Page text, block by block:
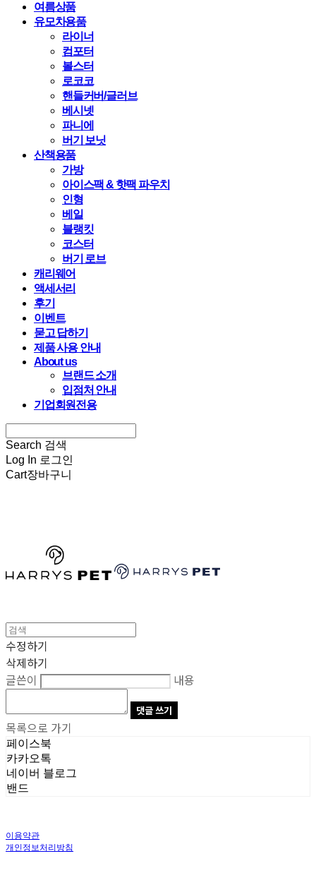
여름상품
유모차용품
라이너
컴포터
볼스터
로코코
핸들커버/글러브
베시넷
파니에
버기 보닛
산책용품
가방
아이스팩 & 핫팩 파우치
인형
베일
블랭킷
코스터
버기 로브
캐리웨어
액세서리
후기
이벤트
묻고 답하기
제품 사용 안내
About us
브랜드 소개
입점처 안내
기업회원전용
Search 검색
Log In 로그인
Cart장바구니
수정하기
삭제하기
글쓴이
내용
댓글 쓰기
목록으로 가기
페이스북
카카오톡
네이버 블로그
밴드
이용약관
개인정보처리방침